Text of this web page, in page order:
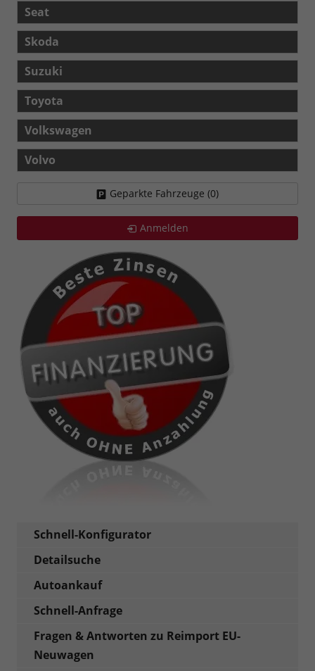
Seat
Skoda
Suzuki
Toyota
Volkswagen
Volvo
Geparkte Fahrzeuge (0)
Anmelden
Schnell-Konfigurator
Detailsuche
Autoankauf
Schnell-Anfrage
Fragen & Antworten zu Reimport EU-
Neuwagen